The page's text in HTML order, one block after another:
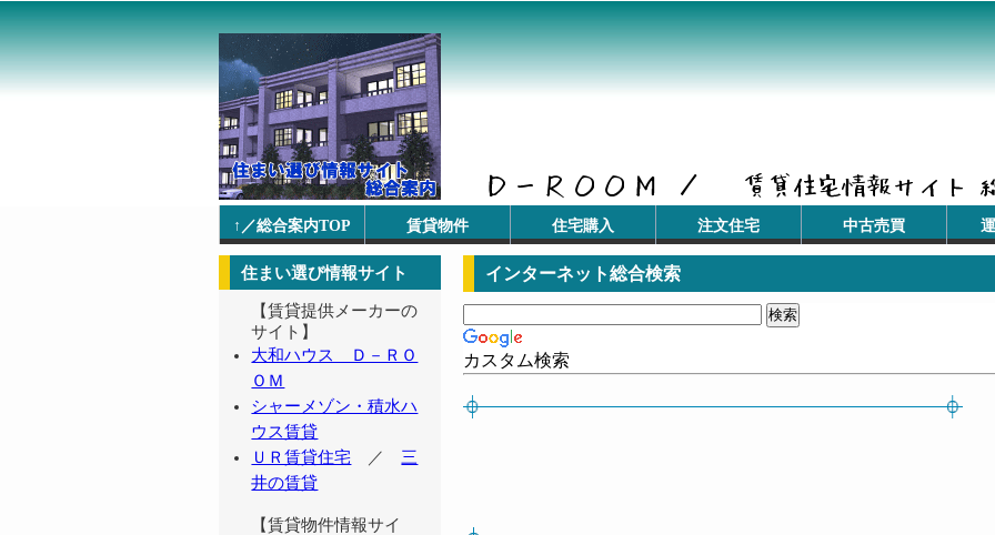
↑／総合案内TOP 賃貸物件 住宅購入 注文住宅 中古売買
インターネット総合検索
カスタム検索
住まい選び情報サイト
【賃貸提供メーカーの
サイト】
大和ハウス Ｄ－ＲＯ
ＯＭ
シャーメゾン・積水ハ
ウス賃貸
ＵＲ賃貸住宅 ／ 三
井の賃貸
【賃貸物件情報サイ